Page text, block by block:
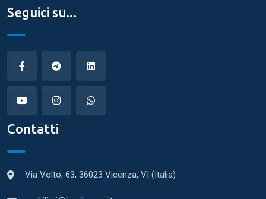
Seguici su...
Contatti
Via Volto, 63, 36023 Vicenza, VI (Italia)